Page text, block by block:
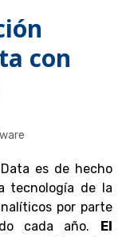
con
es de hecho
tecnología de la
por parte
cada año.
El